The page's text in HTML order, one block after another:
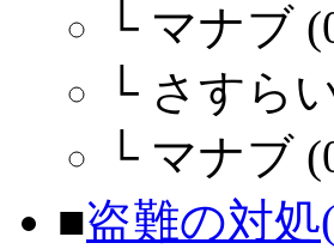
└ マナブ
└ さすら
└ マナブ
■盗難の対処